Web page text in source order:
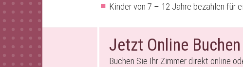
Kinder von 7 – 12 Jahre bezahlen für
Jetzt Online Buchen
Buchen Sie Ihr Zimmer direkt online